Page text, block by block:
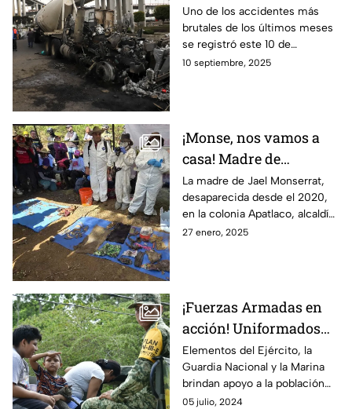
explosión en Puente la
Concordia
Uno de los accidentes más
brutales de los últimos meses
se registró este 10 de
septiembre cuando una pipa
10 septiembre, 2025
¡Monse, nos vamos a
casa! Madre de
Monserrat, regresa a
buscar más restos de su
hija al Ajusco
La madre de Jael Monserrat,
desaparecida desde el 2020,
en la colonia Apatlaco, alcaldía
Iztapalapa, sigue buscando
27 enero, 2025
¡Fuerzas Armadas en
acción! Uniformados
ayudan a población
evacuada por el
huracán Beryl
Elementos del Ejército, la
Guardia Nacional y la Marina
brindan apoyo a la población
evacuada en Quintana Roo, por
05 julio, 2024